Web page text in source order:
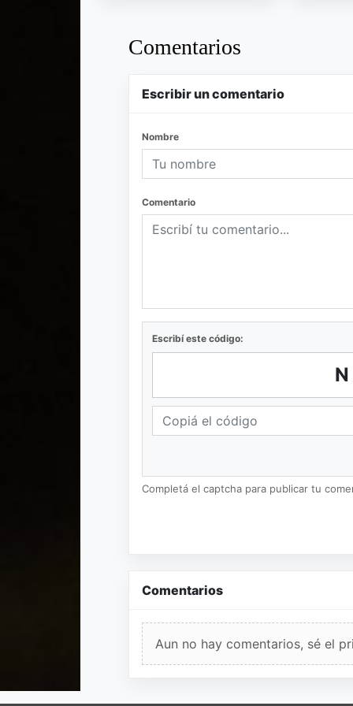
Comentarios
Escribir un comentario
Nombre
Comentario
Escribí este código:
Completá el captcha para publicar tu
Comentarios
Aun no hay comentarios, sé el